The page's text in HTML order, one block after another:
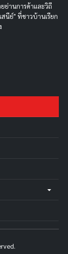
ย่านการค้าและวิถี
นีย์" ที่ชาวบ้านเรียก